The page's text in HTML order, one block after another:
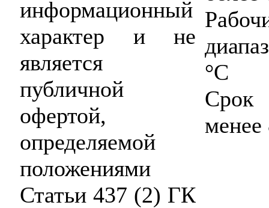
информационный
характер и не
является
публичной
офертой,
определяемой
положениями
Статьи 437 (2) ГК
°C
Срок
менее